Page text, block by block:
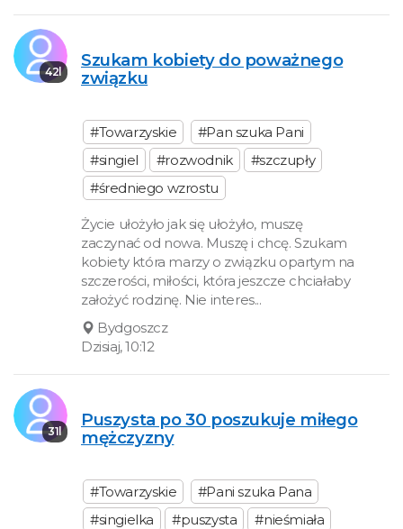
42l
Szukam kobiety do poważnego
związku
#Towarzyskie
#Pan szuka Pani
#singiel
#rozwodnik
#szczupły
#średniego wzrostu
Życie ułożyło jak się ułożyło, muszę
zaczynać od nowa. Muszę i chcę. Szukam
kobiety która marzy o związku opartym na
szczerości, miłości, która jeszcze chciałaby
założyć rodzinę. Nie interes...
Bydgoszcz
Dzisiaj, 10:12
31l
Puszysta po 30 poszukuje miłego
mężczyzny
#Towarzyskie
#Pani szuka Pana
#singielka
#puszysta
#nieśmiała